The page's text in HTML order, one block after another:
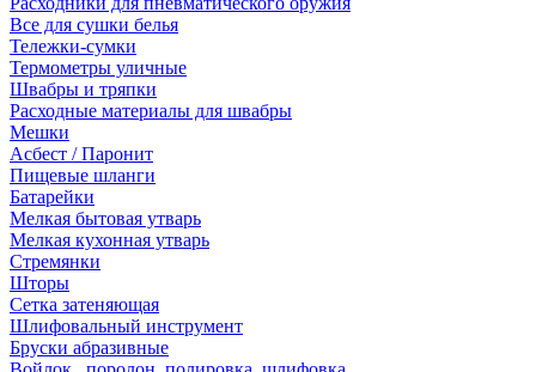
Все для сушки белья
Тележки-сумки
Термометры уличные
Швабры и тряпки
Расходные материалы для швабры
Мешки
Асбест / Паронит
Пищевые шланги
Батарейки
Мелкая бытовая утварь
Мелкая кухонная утварь
Стремянки
Шторы
Сетка затеняющая
Шлифовальный инструмент
Бруски абразивные